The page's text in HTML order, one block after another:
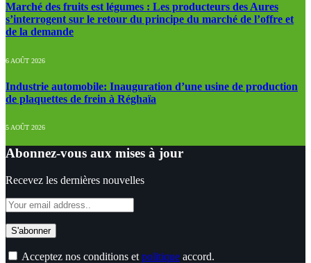
Marché des fruits est légumes : Les producteurs des Aures
s’interrogent sur le retour du principe du marché de l’offre et
de la demande
6 AOÛT 2026
Industrie automobile: Inauguration d’une usine de production
de plaquettes de frein à Réghaïa
5 AOÛT 2026
Abonnez-vous aux mises à jour
Recevez les dernières nouvelles
Acceptez nos conditions et politique accord.